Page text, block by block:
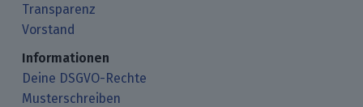
Transparenz
Vorstand
Informationen
Deine DSGVO-Rechte
Musterschreiben